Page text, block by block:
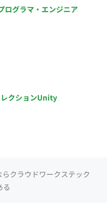
ログラマ・エンジニア
クションUnity
クラウドワークステック
る